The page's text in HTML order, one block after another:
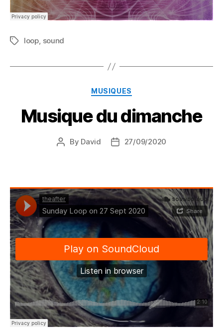
Tagsloop, sound
Categories
MUSIQUES
Musique du dimanche
Post
By David
Post27/09/2020